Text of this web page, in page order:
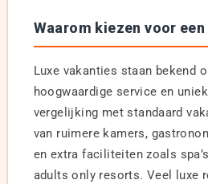
Waarom kiezen voor
Luxe vakanties staan bekend
hoogwaardige service en
vergelijking met standaard
van ruimere kamers,
en extra faciliteiten zoals
adults only resorts. Veel luxe